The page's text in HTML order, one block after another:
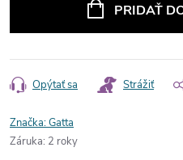
PRIDAŤ
Opýtať sa Strážiť
Značka:Gatta
Záruka: 2 roky